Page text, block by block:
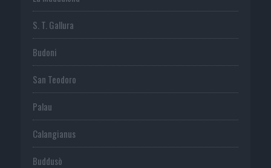
S. T. Gallura
Budoni
San Teodoro
Palau
Calangianus
Buddusò